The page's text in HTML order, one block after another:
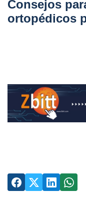
Consejos
ortopédicos